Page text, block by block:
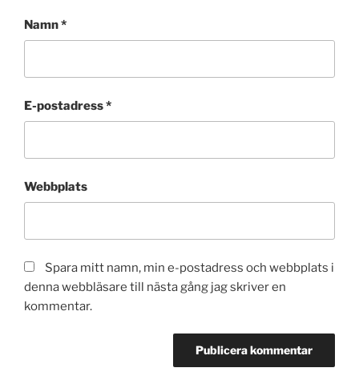
Namn*
E-postadress*
Webbplats
Spara mitt namn, min e-postadress och webbplats i
denna webbläsare till nästa gång jag skriver en
kommentar.